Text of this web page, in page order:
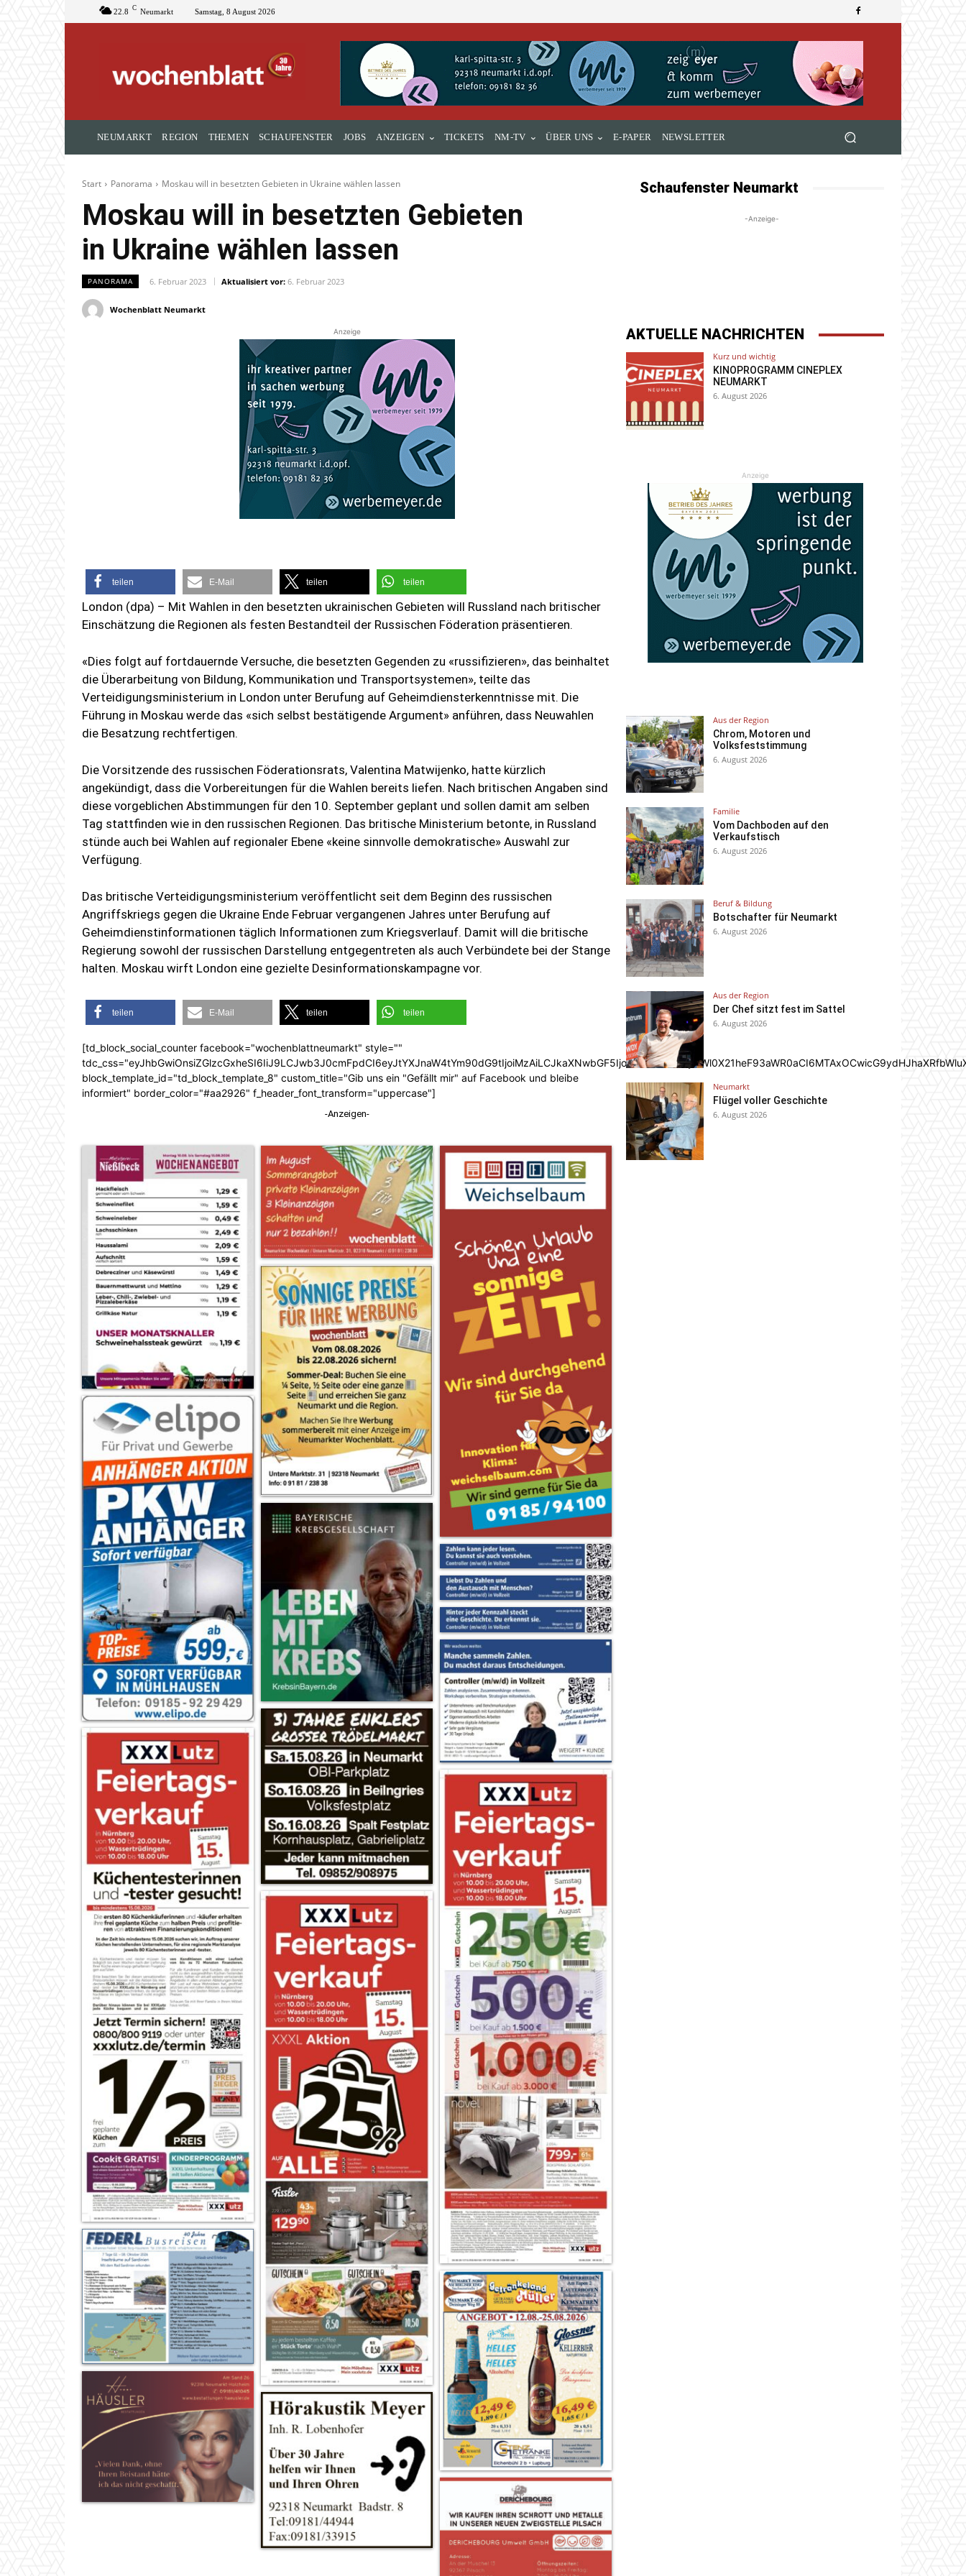
22.8 C Neumarkt Samstag, 8 August 2026
NEUMARKT REGION THEMEN SCHAUFENSTER JOBS ANZEIGEN TICKETS NM-TV ÜBER UNS E-PAPER NEWSLETTER
Start Panorama Moskau will in besetzten Gebieten in Ukraine wählen lassen
Moskau will in besetzten Gebieten
in Ukraine wählen lassen
PANORAMA 6. Februar 2023 Aktualisiert vor: 6. Februar 2023
Wochenblatt Neumarkt
Schaufenster Neumarkt
-Anzeige-
Anzeige
teilen E-Mail teilen teilen
London (dpa) – Mit Wahlen in den besetzten ukrainischen Gebieten will Russland nach britischer
Einschätzung die Regionen als festen Bestandteil der Russischen Föderation präsentieren.
«Dies folgt auf fortdauernde Versuche, die besetzten Gegenden zu «russifizieren», das beinhaltet
die Überarbeitung von Bildung, Kommunikation und Transportsystemen», teilte das
Verteidigungsministerium in London unter Berufung auf Geheimdiensterkenntnisse mit. Die
Führung in Moskau werde das «sich selbst bestätigende Argument» anführen, dass Neuwahlen
die Besatzung rechtfertigen.
Die Vorsitzende des russischen Föderationsrats, Valentina Matwijenko, hatte kürzlich
angekündigt, dass die Vorbereitungen für die Wahlen bereits liefen. Nach britischen Angaben sind
diese vorgeblichen Abstimmungen für den 10. September geplant und sollen damit am selben
Tag stattfinden wie in den russischen Regionen. Das britische Ministerium betonte, in Russland
stünde auch bei Wahlen auf regionaler Ebene «keine sinnvolle demokratische» Auswahl zur
Verfügung.
Das britische Verteidigungsministerium veröffentlicht seit dem Beginn des russischen
Angriffskriegs gegen die Ukraine Ende Februar vergangenen Jahres unter Berufung auf
Geheimdienstinformationen täglich Informationen zum Kriegsverlauf. Damit will die britische
Regierung sowohl der russischen Darstellung entgegentreten als auch Verbündete bei der Stange
halten. Moskau wirft London eine gezielte Desinformationskampagne vor.
teilen E-Mail teilen teilen
[td_block_social_counter facebook="wochenblattneumarkt" style=""
block_template_id="td_block_template_8" custom_title="Gib uns ein "Gefällt mir" auf Facebook und bleibe
informiert" border_color="#aa2926" f_header_font_transform="uppercase"]
-Anzeigen-
AKTUELLE NACHRICHTEN
Kurz und wichtig
KINOPROGRAMM CINEPLEX
NEUMARKT
6. August 2026
Anzeige
Aus der Region
Chrom, Motoren und
Volksfeststimmung
6. August 2026
Familie
Vom Dachboden auf den
Verkaufstisch
6. August 2026
Beruf & Bildung
Botschafter für Neumarkt
6. August 2026
Aus der Region
Der Chef sitzt fest im Sattel
6. August 2026
Neumarkt
Flügel voller Geschichte
6. August 2026